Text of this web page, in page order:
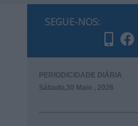
SEGUE-NOS:
PERIODICIDADE DIÁRIA
Sábado,30 Maio , 2026